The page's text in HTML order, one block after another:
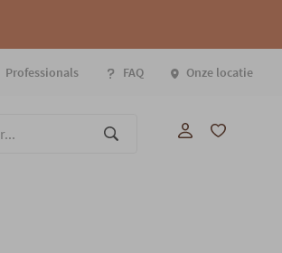
Professionals FAQ Onze locatie